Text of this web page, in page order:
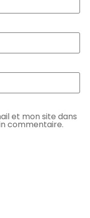
et mon site dans
commentaire.